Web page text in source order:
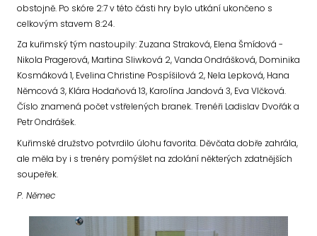
obstojně. Po skóre 2:7 v této části hry bylo utkání ukončeno s
celkovým stavem 8:24.
Za kuřimský tým nastoupily: Zuzana Straková, Elena Šmídová -
Nikola Pragerová, Martina Sliwková 2, Vanda Ondrášková, Dominika
Kosmáková 1, Evelina Christine Pospíšilová 2, Nela Lepková, Hana
Němcová 3, Klára Hodaňová 13, Karolína Jandová 3, Eva Vlčková.
Číslo znamená počet vstřelených branek. Trenéři Ladislav Dvořák a
Petr Ondrášek.
Kuřimské družstvo potvrdilo úlohu favorita. Děvčata dobře zahrála,
ale měla by i s trenéry pomýšlet na zdolání některých zdatnějších
soupeřek.
P. Němec